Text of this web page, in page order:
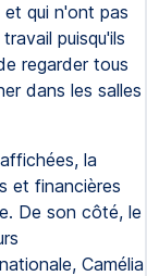
et qui n'ont pas
puisqu'ils
regarder tous
dans les salles
la
et financières
De son côté, le
Camélia